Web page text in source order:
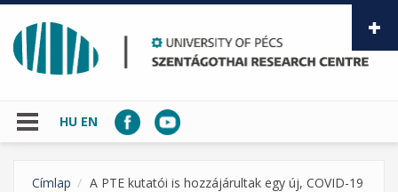
Skip to main content
HU EN
Címlap
A PTE kutatói is hozzájárultak egy új, COVID-19